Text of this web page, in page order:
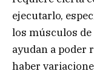
ejecutarlo,
los músculos de
ayudan a poder
haber